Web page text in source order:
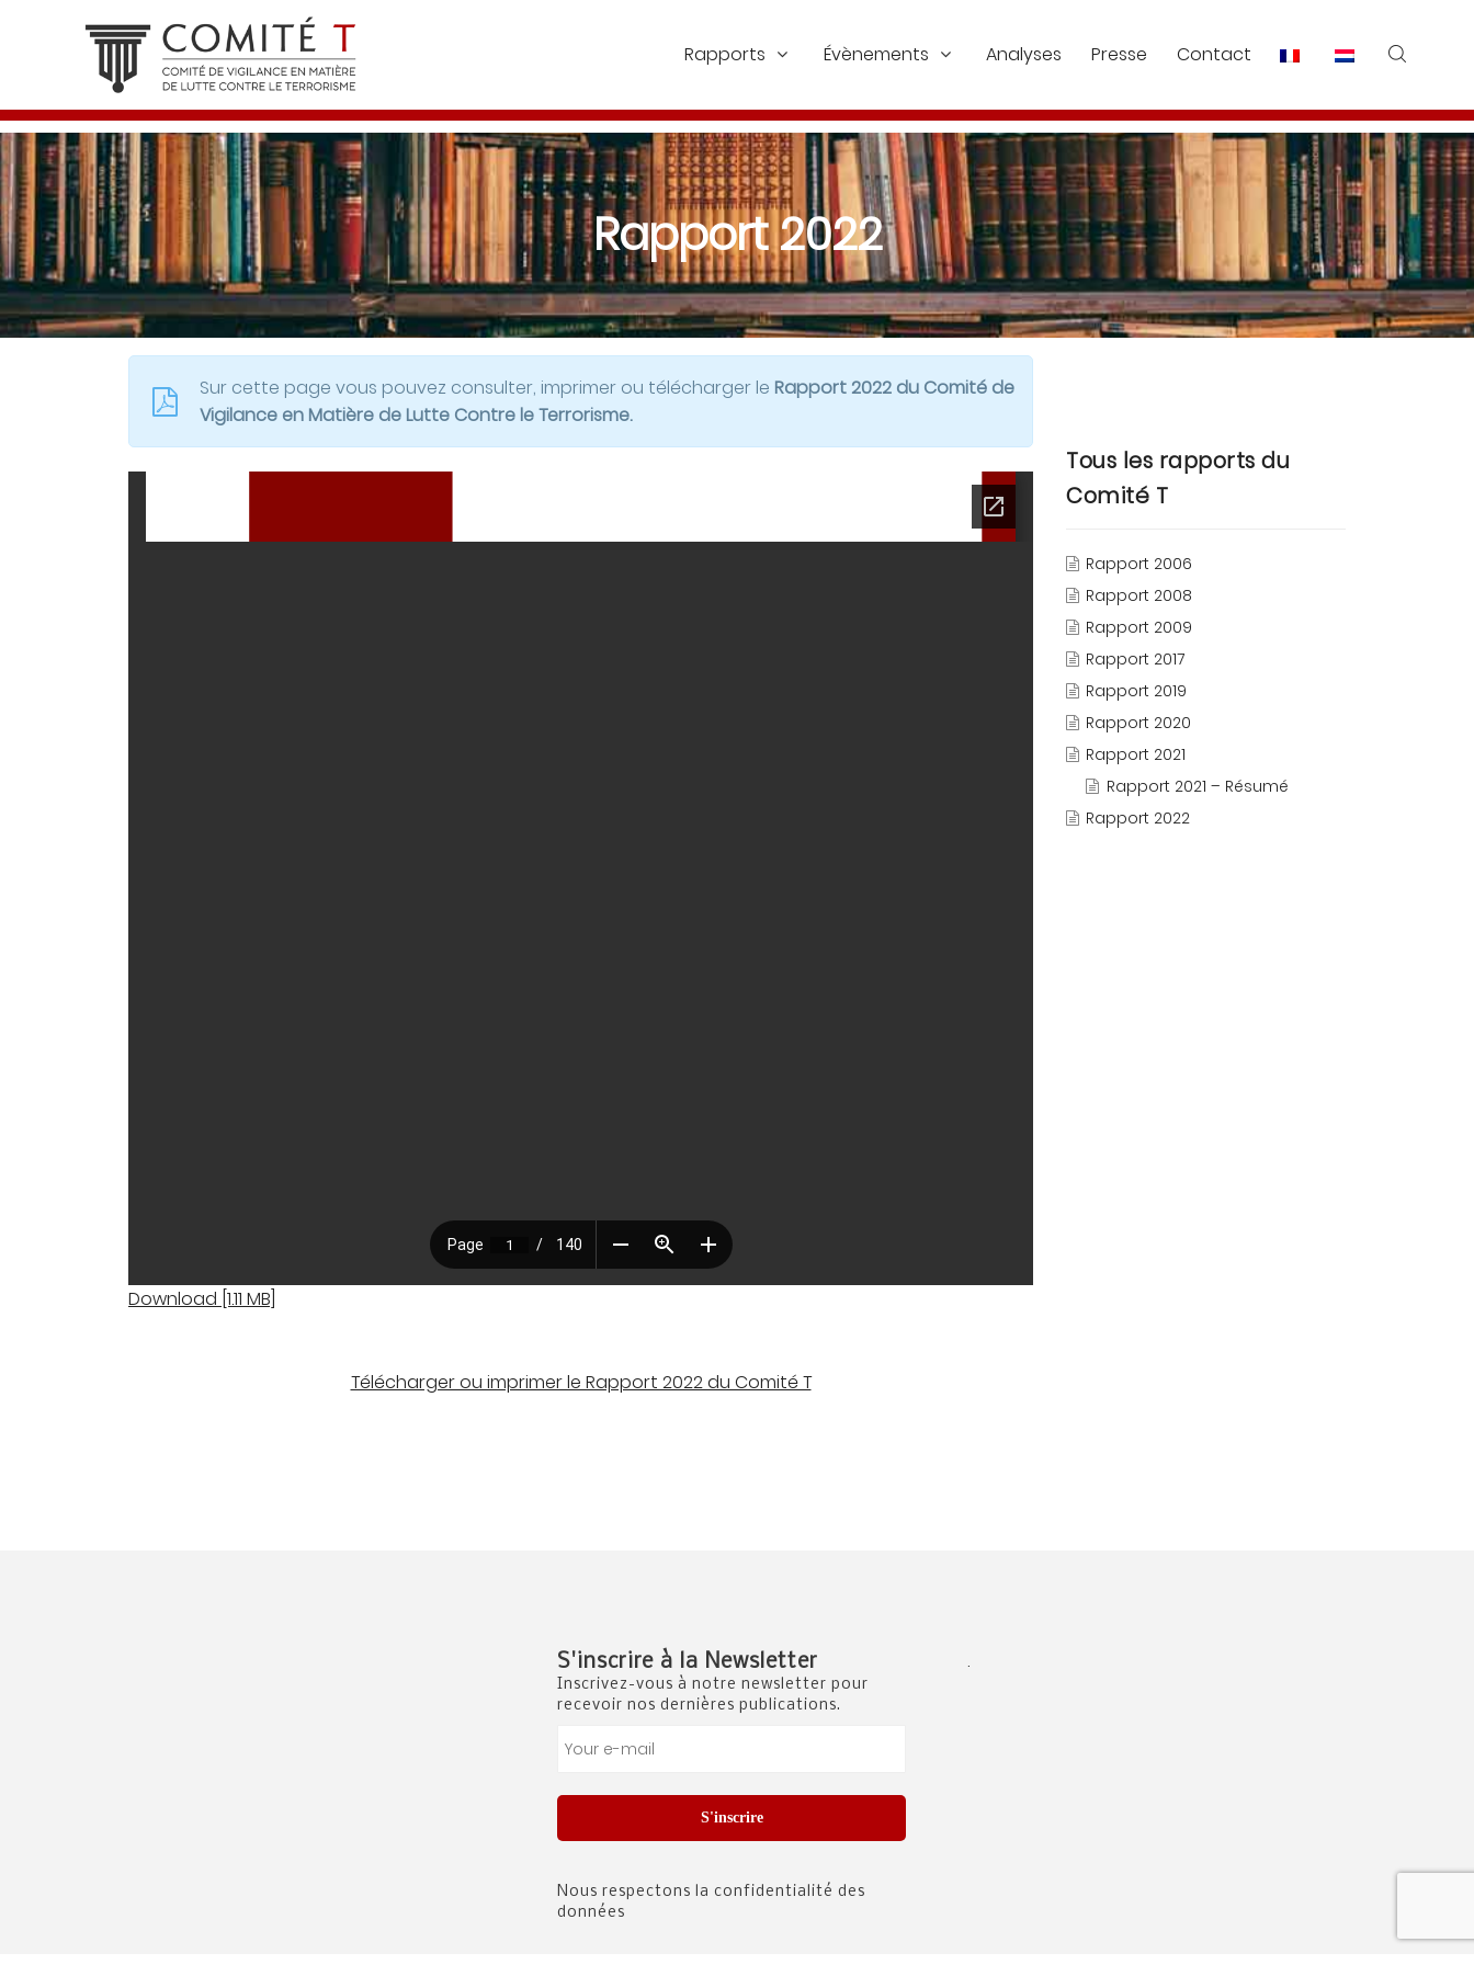
Rapports Évènements Analyses Presse Contact
Rapport 2022
Sur cette page vous pouvez consulter, imprimer ou télécharger le Rapport 2022 du Comité de
Vigilance en Matière de Lutte Contre le Terrorisme.
Download [1.11 MB]
Télécharger ou imprimer le Rapport 2022 du Comité T
Tous les rapports du
Comité T
Rapport 2006
Rapport 2008
Rapport 2009
Rapport 2017
Rapport 2019
Rapport 2020
Rapport 2021
Rapport 2021 – Résumé
Rapport 2022
S'inscrire à la Newsletter
Inscrivez-vous à notre newsletter pour
recevoir nos dernières publications.
S'inscrire
Nous respectons la confidentialité des
données
.